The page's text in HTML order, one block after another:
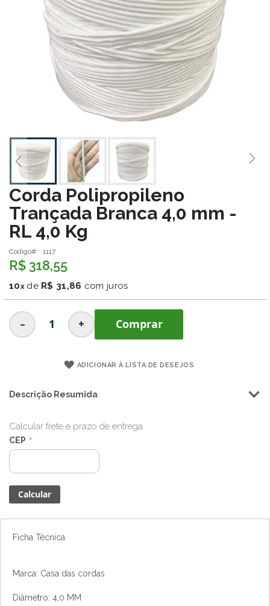
Saltar
para
início
da
Galeria
de
Corda Polipropileno
Trançada Branca 4,0 mm -
RL 4,0 Kg
Codigo 1117
R$ 318,55
10 de R$ 31,86 com juros
- + Comprar
ADICIONAR À LISTA DE DESEJOS
Descrição Resumida
Calcular frete e prazo de entrega
CEP
Ficha Técnica
Marca: Casa das cordas
Diâmetro: 4,0 MM